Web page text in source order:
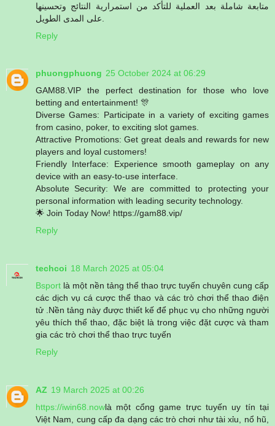
متابعة شاملة بعد العملية للتأكد من استمرارية النتائج وتحسينها
Reply
phuongphuong 25 October 2024 at 06:29
GAM88.VIP the perfect destination for those who love
betting and entertainment! 🎊
Diverse Games: Participate in a variety of exciting games
from casino, poker, to exciting slot games.
Attractive Promotions: Get great deals and rewards for new
players and loyal customers!
Friendly Interface: Experience smooth gameplay on any
device with an easy-to-use interface.
Absolute Security: We are committed to protecting your
personal information with leading security technology.
🌟 Join Today Now! https://gam88.vip/
Reply
techcoi 18 March 2025 at 05:04
Bsport là một nền tảng thể thao trực tuyến chuyên cung cấp
các dịch vụ cá cược thể thao và các trò chơi thể thao điện
tử .Nền tảng này được thiết kế để phục vụ cho những người
yêu thích thể thao, đặc biệt là trong việc đặt cược và tham
gia các trò chơi thể thao trực tuyến
Reply
AZ 19 March 2025 at 00:26
https://iwin68.nowlà một cổng game trực tuyến uy tín tại
Việt Nam, cung cấp đa dạng các trò chơi như tài xỉu, nổ hũ,